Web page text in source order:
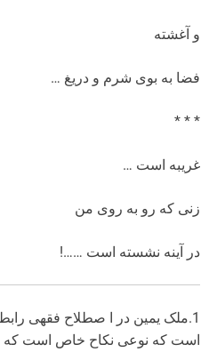
و آغشته
فضا به بوی شرم و دریغ …
* * *
غریبه است …
زنی که رو به روی من
در آینه نشسته است ……!
1.ملک یمین در ا صطلاح فقهی
است که نوعی نکاح خاص است که